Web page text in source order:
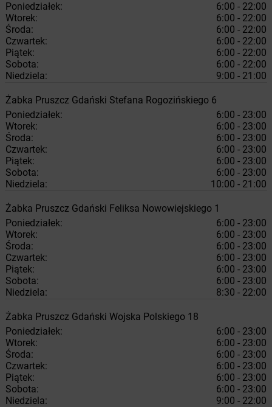
Poniedziałek:
6:00 - 22:00
Wtorek:
6:00 - 22:00
Środa:
6:00 - 22:00
Czwartek:
6:00 - 22:00
Piątek:
6:00 - 22:00
Sobota:
6:00 - 22:00
Niedziela:
9:00 - 21:00
Żabka Pruszcz Gdański Stefana Rogozińskiego 6
Poniedziałek:
6:00 - 23:00
Wtorek:
6:00 - 23:00
Środa:
6:00 - 23:00
Czwartek:
6:00 - 23:00
Piątek:
6:00 - 23:00
Sobota:
6:00 - 23:00
Niedziela:
10:00 - 21:00
Żabka Pruszcz Gdański Feliksa Nowowiejskiego 1
Poniedziałek:
6:00 - 23:00
Wtorek:
6:00 - 23:00
Środa:
6:00 - 23:00
Czwartek:
6:00 - 23:00
Piątek:
6:00 - 23:00
Sobota:
6:00 - 23:00
Niedziela:
8:30 - 22:00
Żabka Pruszcz Gdański Wojska Polskiego 18
Poniedziałek:
6:00 - 23:00
Wtorek:
6:00 - 23:00
Środa:
6:00 - 23:00
Czwartek:
6:00 - 23:00
Piątek:
6:00 - 23:00
Sobota:
6:00 - 23:00
Niedziela:
9:00 - 22:00